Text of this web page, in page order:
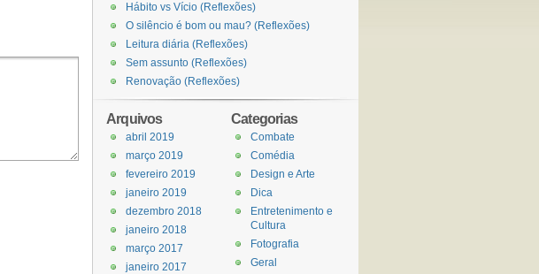
Hábito vs Vício (Reflexões)
O silêncio é bom ou mau? (Reflexões)
Leitura diária (Reflexões)
Sem assunto (Reflexões)
Renovação (Reflexões)
Categorias
Combate
Comédia
Design e Arte
Dica
Entretenimento e
Cultura
Fotografia
Geral
Arquivos
abril 2019
março 2019
fevereiro 2019
janeiro 2019
dezembro 2018
janeiro 2018
março 2017
janeiro 2017